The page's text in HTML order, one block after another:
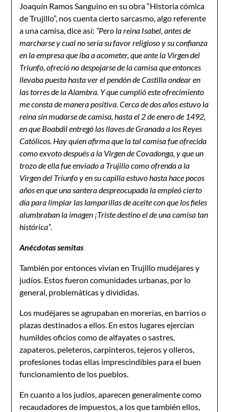
Joaquín Ramos Sanguino en su obra “Historia cómica
de Trujillo”, nos cuenta cierto sarcasmo, algo referente
a una camisa, dice así: “Pero la reina Isabel, antes de
marcharse y cual no sería su favor religioso y su confianza
en la empresa que iba a acometer, que ante la Virgen del
Triunfo, ofreció no despojarse de la camisa que entonces
llevaba puesta hasta ver el pendón de Castilla ondear en
las torres de la Alambra. Y que cumplió este ofrecimiento
me consta de manera positiva. Cerca de dos años estuvo la
reina sin mudarse de camisa, hasta el 2 de enero de 1492,
en que Boabdil entregó las llaves de Granada a los Reyes
Católicos. Hay quien afirma que la tal camisa fue ofrecida
como exvoto después a la Virgen de Covadonga, y que un
trozo de ella fue enviado a Trujillo como ofrenda a la
Virgen del Triunfo y en su capilla estuvo hasta hace pocos
años en que una santera despreocupada la empleó cierto
día para limpiar las lamparillas de aceite con que los fieles
alumbraban la imagen ¡Triste destino el de una camisa tan
histórica”.
Anécdotas semitas
También por entonces vivían en Trujillo mudéjares y
judíos. Estos fueron comunidades urbanas, por lo
general, problemáticas y divididas.
Los mudéjares se agrupaban en morerías, en barrios o
plazas destinados a ellos. En estos lugares ejercían
humildes oficios como de alfayates o sastres,
zapateros, peleteros, carpinteros, tejeros y olleros,
profesiones todas ellas imprescindibles para el buen
funcionamiento de los pueblos.
En cuanto a los judíos, aparecen generalmente como
recaudadores de impuestos, a los que también ellos,